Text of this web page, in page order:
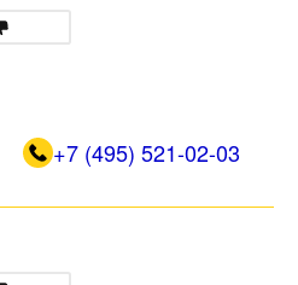
+7 (495) 521-02-03